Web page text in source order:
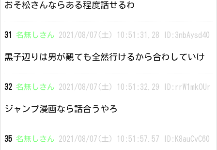
おそ松さんならある程度話せるわ
31 名無しさん 2021/08/07(土) 10:51:31.28 ID:3nbAysd40
黒子辺りは男が観ても全然行けるから合わしていけ
32 名無しさん 2021/08/07(土) 10:51:32.29 ID:rrW1mkOUr
ジャンプ漫画なら話合うやろ
35 名無しさん 2021/08/07(土) 10:51:57.57 ID:K8auCvC60